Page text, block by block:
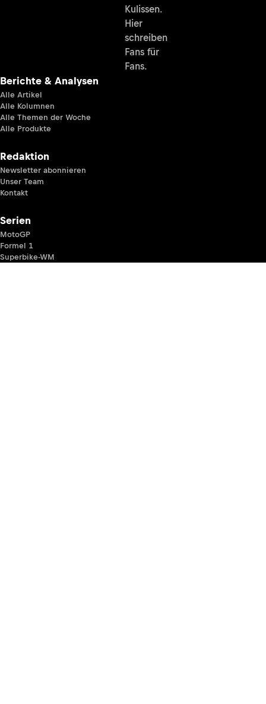
Kulissen.
Hier
schreiben
Fans für
Fans.
Berichte & Analysen
Alle Artikel
Alle Kolumnen
Alle Themen der Woche
Alle Produkte
Redaktion
Newsletter abonnieren
Unser Team
Kontakt
Serien
MotoGP
Formel 1
Superbike-WM